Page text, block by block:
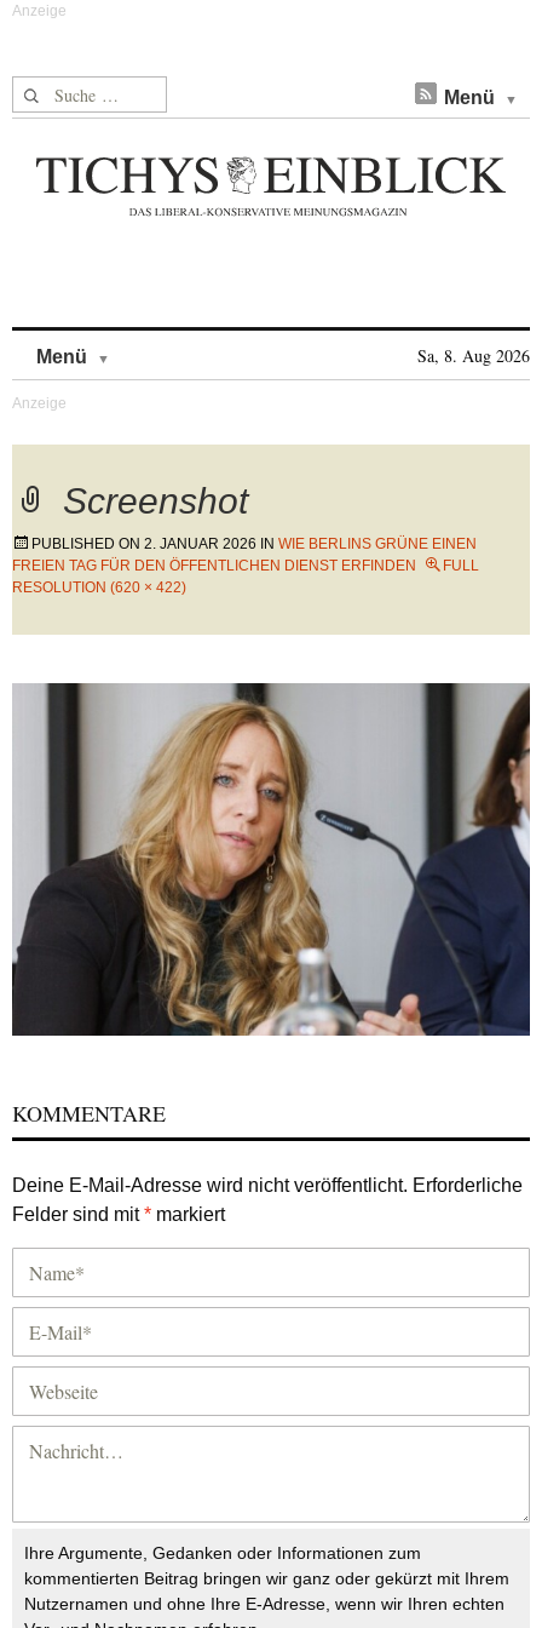
Suche nach: Menü
Menü Sa, 8. Aug 2026
Screenshot
PUBLISHED ON 2. JANUAR 2026 IN WIE BERLINS GRÜNE EINEN
FREIEN TAG FÜR DEN ÖFFENTLICHEN DIENST ERFINDEN
FULL
RESOLUTION (620 × 422)
KOMMENTARE
Deine E-Mail-Adresse wird nicht veröffentlicht. Erforderliche
Felder sind mit* markiert
Ihre Argumente, Gedanken oder Informationen zum
kommentierten Beitrag bringen wir ganz oder gekürzt mit Ihrem
Nutzernamen und ohne Ihre E-Adresse, wenn wir Ihren echten